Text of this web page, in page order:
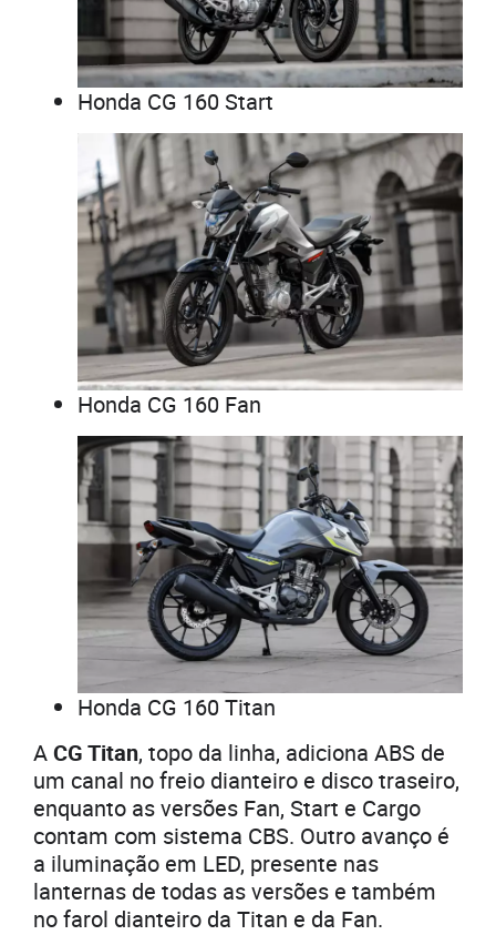
Honda CG 160 Start
Honda CG 160 Fan
Honda CG 160 Titan
ACG Titan, topo da linha, adiciona ABS de
um canal no freio dianteiro e disco traseiro,
enquanto as versões Fan, Start e Cargo
contam com sistema CBS. Outro avanço é
a iluminação em LED, presente nas
lanternas de todas as versões e também
no farol dianteiro da Titan e da Fan.